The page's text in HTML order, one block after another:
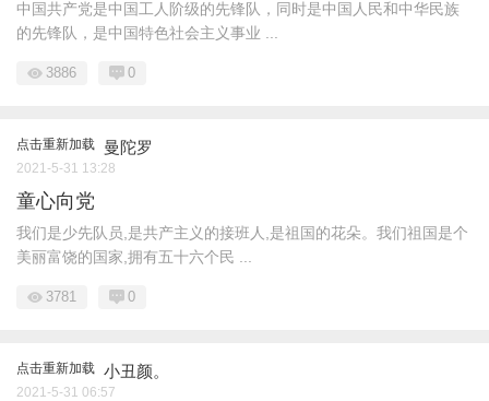
中国共产党是中国工人阶级的先锋队，同时是中国人民和中华民族
的先锋队，是中国特色社会主义事业 ...
3886 0
点击重新加载 曼陀罗
2021-5-31 13:28
童心向党
我们是少先队员,是共产主义的接班人,是祖国的花朵。我们祖国是个
美丽富饶的国家,拥有五十六个民 ...
3781 0
点击重新加载 小丑颜。
2021-5-31 06:57